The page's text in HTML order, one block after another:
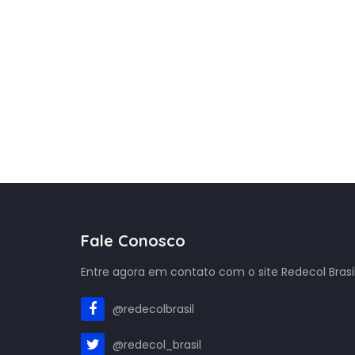
Fale Conosco
Entre agora em contato com o site Redecol
@redecolbrasil
@redecol_brasil